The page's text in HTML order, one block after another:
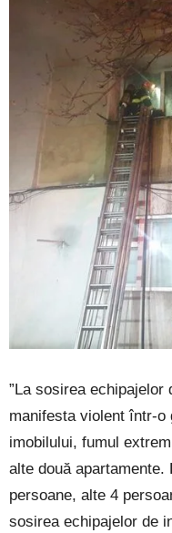
”La sosirea
manifesta violent într-o
imobilului, fumul
alte două
persoane, alte 4
sosirea echipajelor de